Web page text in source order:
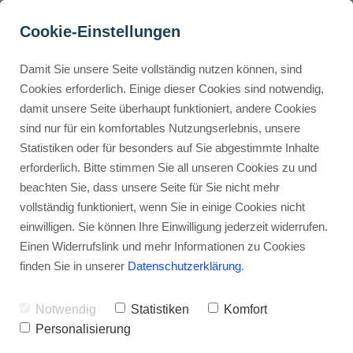
Buyer Personas erstellen
Landingpage optimieren
Internal Linking Tool
Wie ist n8n intern
aufgebaut? Entdecke die
Architektur-Geheimnisse!
Werbehinweis: Links mit Sternchen (*) sind Affiliate-Links. Kaufst
du darüber ein, erhalte ich eine Provision – ohne Mehrkosten für
dich.
Stephan Ochmann
Wie ist n8n intern aufgebaut
(Architektur)?
Cookie-Einstellungen
Damit Sie unsere Seite vollständig nutzen können, sind
Cookies erforderlich. Einige dieser Cookies sind notwendig,
damit unsere Seite überhaupt funktioniert, andere Cookies
sind nur für ein komfortables Nutzungserlebnis, unsere
Statistiken oder für besonders auf Sie abgestimmte Inhalte
erforderlich. Bitte stimmen Sie all unseren Cookies zu und
beachten Sie, dass unsere Seite für Sie nicht mehr
vollständig funktioniert, wenn Sie in einige Cookies nicht
einwilligen. Sie können Ihre Einwilligung jederzeit widerrufen.
Einen Widerrufslink und mehr Informationen zu Cookies
finden Sie in unserer Datenschutzerklärung.
Notwendig Statistiken
Komfort
Personalisierung